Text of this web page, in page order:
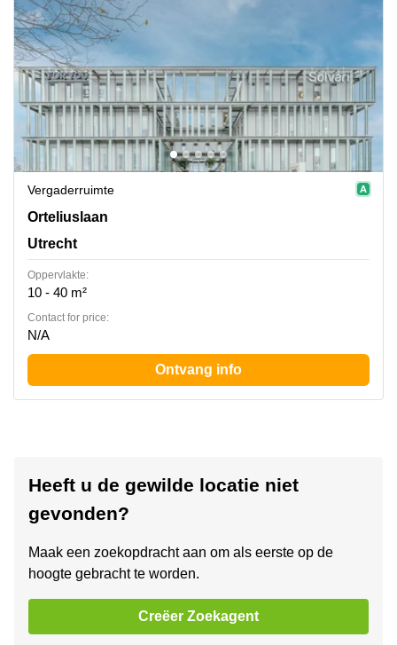
Vergaderruimte
Orteliuslaan 850, Utrecht
Orteliuslaan
Utrecht
Oppervlakte:
10 - 40 m²
Contact for price:
N/A
Ontvang info
Heeft u de gewilde locatie niet
gevonden?
Maak een zoekopdracht aan om als eerste op de
hoogte gebracht te worden.
Creëer Zoekagent